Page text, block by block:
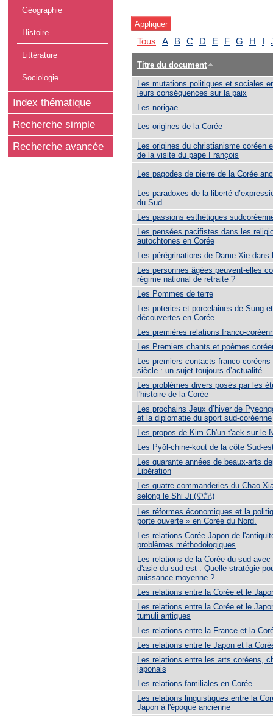
Géographie
Histoire
Littérature
Sociologie
Index thématique
Recherche simple
Recherche avancée
Tous A B C D E F G H I
Titre du document
Les mutations politiques et sociales
leurs conséquences sur la paix
Les norigae
Les origines de la Corée
Les origines du christianisme coréen
de la visite du pape François
Les pagodes de pierre de la Corée
Les paradoxes de la liberté
du Sud
Les passions esthétiques
Les pensées pacifistes dans les
autochtones en Corée
Les pérégrinations de Dame Xie dans
Les personnes âgées peuvent-elles
régime national de retraite ?
Les Pommes de terre
Les poteries et porcelaines de Sung
découvertes en Corée
Les premières relations franco-
Les Premiers chants et poèmes
Les premiers contacts franco-
siècle : un sujet toujours d’actualité
Les problèmes divers posés par les
l'histoire de la Corée
Les prochains Jeux d’hiver de
et la diplomatie du sport sud-coréenne
Les propos de Kim Ch'un-t'aek sur le
Les Pyŏl-chine-kout de la côte Sud-
Les quarante années de beaux-arts
Libération
Les quatre commanderies du Chao
selong le Shi Ji (史記)
Les réformes économiques et la
porte ouverte » en Corée du Nord.
Les relations Corée-Japon de
problèmes méthodologiques
Les relations de la Corée du sud
d'asie du sud-est : Quelle stratégie
puissance moyenne ?
Les relations entre la Corée et le
Les relations entre la Corée et le
tumuli antiques
Les relations entre la France et la
Les relations entre le Japon et la
Les relations entre les arts coréens,
japonais
Les relations familiales en Corée
Les relations linguistiques entre la
Japon à l'époque ancienne